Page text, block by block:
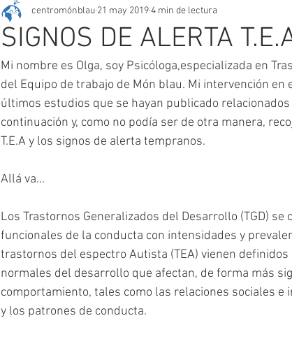
SIGNOS DE ALERTA
centromónblau 21 may 20194 min de lectura
Mi nombre es Olga, soy Psicóloga,especializada en
del Equipo de trabajo de Món blau. Mi intervención
últimos estudios que se hayan publicado
continuación y, como no podía ser de otra manera,
T.E.A y los signos de alerta tempranos.
Allá va...
Los Trastornos Generalizados del Desarrollo (TGD)
funcionales de la conducta con intensidades y
trastornos del espectro Autista (TEA) vienen
normales del desarrollo que afectan, de forma más
comportamiento, tales como las relaciones sociales e
y los patrones de conducta.